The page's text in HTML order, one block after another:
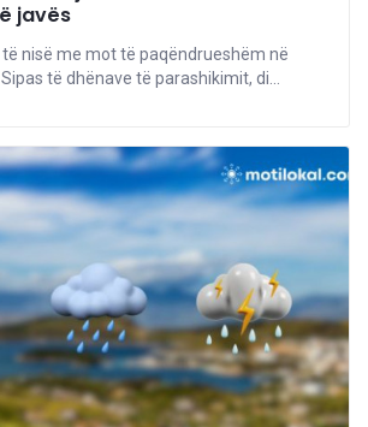
javës
të nisë me mot të paqëndrueshëm në
të dhënave të parashikimit, di...